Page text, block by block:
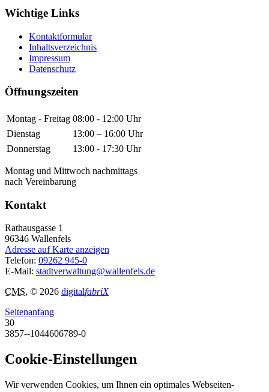
Wichtige Links
Kontaktformular
Inhaltsverzeichnis
Impressum
Datenschutz
Öffnungszeiten
Montag - Freitag 08:00 - 12:00 Uhr
Dienstag
13:00 – 16:00 Uhr
Donnerstag
13:00 - 17:30 Uhr
Montag und Mittwoch nachmittags
nach Vereinbarung
Kontakt
Rathausgasse 1
96346 Wallenfels
Adresse auf Karte anzeigen
Telefon: 09262 945-0
E-Mail: stadtverwaltung@wallenfels.de
CMS, © 2026 digitalfabriX
Seitenanfang
30
3857--1044606789-0
Cookie-Einstellungen
Wir verwenden Cookies, um Ihnen ein optimales Webseiten-